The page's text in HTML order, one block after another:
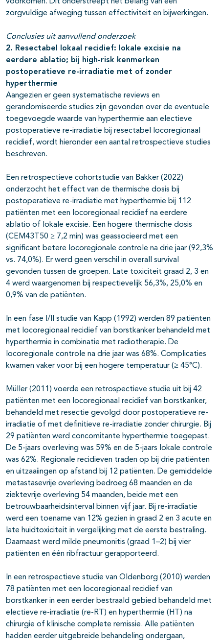
zorgvuldige afweging tussen effectiviteit en bijwerkingen.
Conclusies uit aanvullend onderzoek
2. Resectabel lokaal recidief: lokale excisie na
eerdere ablatio; bij high-risk kenmerken
postoperatieve re-irradiatie met of zonder
hyperthermie
Aangezien er geen systematische reviews en
gerandomiseerde studies zijn gevonden over de eventuele
toegevoegde waarde van hyperthermie aan electieve
postoperatieve re-irradiatie bij resectabel locoregionaal
recidief, wordt hieronder een aantal retrospectieve studies
beschreven.
Een retrospectieve cohortstudie van Bakker (2022)
onderzocht het effect van de thermische dosis bij
postoperatieve re-irradiatie met hyperthermie bij 112
patiënten met een locoregionaal recidief na eerdere
ablatio of lokale excisie. Een hogere thermische dosis
(CEM43T50 ≥ 7,2 min) was geassocieerd met een
significant betere locoregionale controle na drie jaar (92,3%
vs. 74,0%). Er werd geen verschil in overall survival
gevonden tussen de groepen. Late toxiciteit graad 2, 3 en
4 werd waargenomen bij respectievelijk 56,3%, 25,0% en
0,9% van de patiënten.
In een fase I/II studie van Kapp (1992) werden 89 patiënten
met locoregionaal recidief van borstkanker behandeld met
hyperthermie in combinatie met radiotherapie. De
locoregionale controle na drie jaar was 68%. Complicaties
kwamen vaker voor bij een hogere temperatuur (≥ 45°C).
Müller (2011) voerde een retrospectieve studie uit bij 42
patiënten met een locoregionaal recidief van borstkanker,
behandeld met resectie gevolgd door postoperatieve re-
irradiatie of met definitieve re-irradiatie zonder chirurgie. Bij
29 patiënten werd concomitante hyperthermie toegepast.
De 5-jaars overleving was 59% en de 5-jaars lokale controle
was 62%. Regionale recidieven traden op bij drie patiënten
en uitzaaiingen op afstand bij 12 patiënten. De gemiddelde
metastasevrije overleving bedroeg 68 maanden en de
ziektevrije overleving 54 maanden, beide met een
betrouwbaarheidsinterval binnen vijf jaar. Bij re-irradiatie
werd een toename van 12% gezien in graad 2 en 3 acute en
late huidtoxiciteit in vergelijking met de eerste bestraling.
Daarnaast werd milde pneumonitis (graad 1–2) bij vier
patiënten en één ribfractuur gerapporteerd.
In een retrospectieve studie van Oldenborg (2010) werden
78 patiënten met een locoregionaal recidief van
borstkanker in een eerder bestraald gebied behandeld met
electieve re-irradiatie (re-RT) en hyperthermie (HT) na
chirurgie of klinische complete remissie. Alle patiënten
hadden eerder uitgebreide behandeling ondergaan,